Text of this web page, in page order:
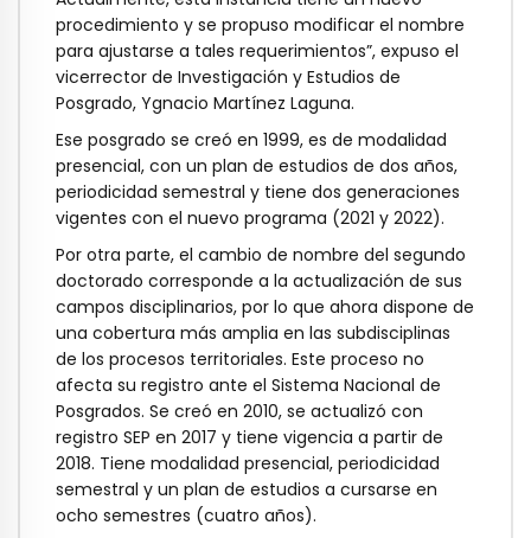
procedimiento y se propuso modificar el nombre
para ajustarse a tales requerimientos”, expuso el
vicerrector de Investigación y Estudios de
Posgrado, Ygnacio Martínez Laguna.
Ese posgrado se creó en 1999, es de modalidad
presencial, con un plan de estudios de dos años,
periodicidad semestral y tiene dos generaciones
vigentes con el nuevo programa (2021 y 2022).
Por otra parte, el cambio de nombre del segundo
doctorado corresponde a la actualización de sus
campos disciplinarios, por lo que ahora dispone de
una cobertura más amplia en las subdisciplinas
de los procesos territoriales. Este proceso no
afecta su registro ante el Sistema Nacional de
Posgrados. Se creó en 2010, se actualizó con
registro SEP en 2017 y tiene vigencia a partir de
2018. Tiene modalidad presencial, periodicidad
semestral y un plan de estudios a cursarse en
ocho semestres (cuatro años).